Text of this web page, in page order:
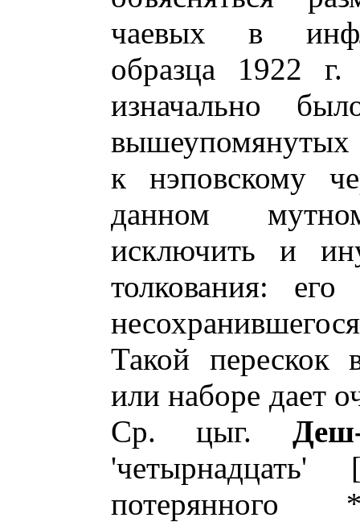
чаевых в
образца 1922
изначально
вышеупомянутых
к нэповскому
данном
исключить и
толкования:
Такой перескок
или наборе дает
Ср. цыг.
потерянного